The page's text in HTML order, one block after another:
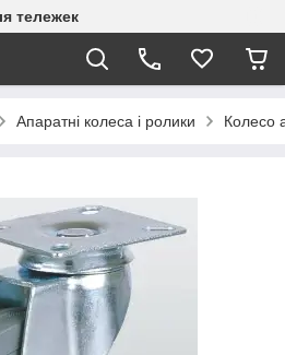
тележек
Апаратні колеса і ролики Колесо